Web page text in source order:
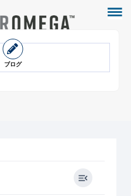
ブログ